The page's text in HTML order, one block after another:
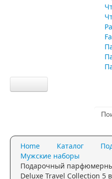
Качество и гарантии
Акции и скидки
Home Каталог
Мужские наборы
Подарочный
Deluxe Travel Collection 5